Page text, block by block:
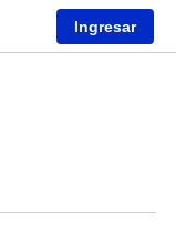
Ingresar